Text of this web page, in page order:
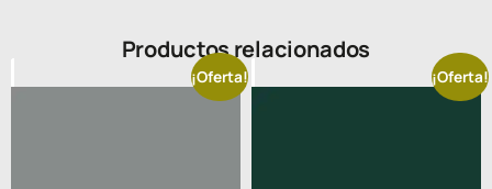
Productos relacionados
¡Oferta! ¡Oferta!